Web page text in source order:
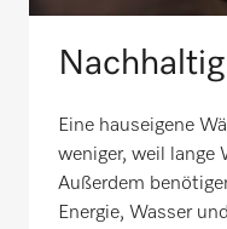
Eine hauseigene
weniger, weil lange
Außerdem
Energie, Wasser